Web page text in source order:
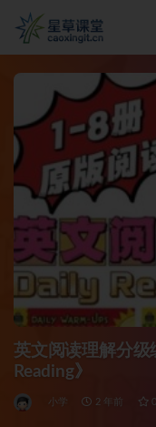
英文阅读理解分
Reading》
小学 2 年前 0